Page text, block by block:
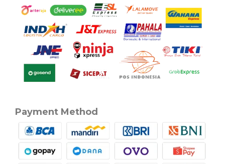
Payment Method